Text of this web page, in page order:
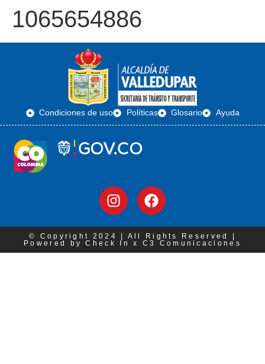
1065654886
Condiciones de uso Políticas Glosario Ayuda
© Copyright 2024 | All Rights Reserved |
Powered by Check In x C3 Comunicaciones